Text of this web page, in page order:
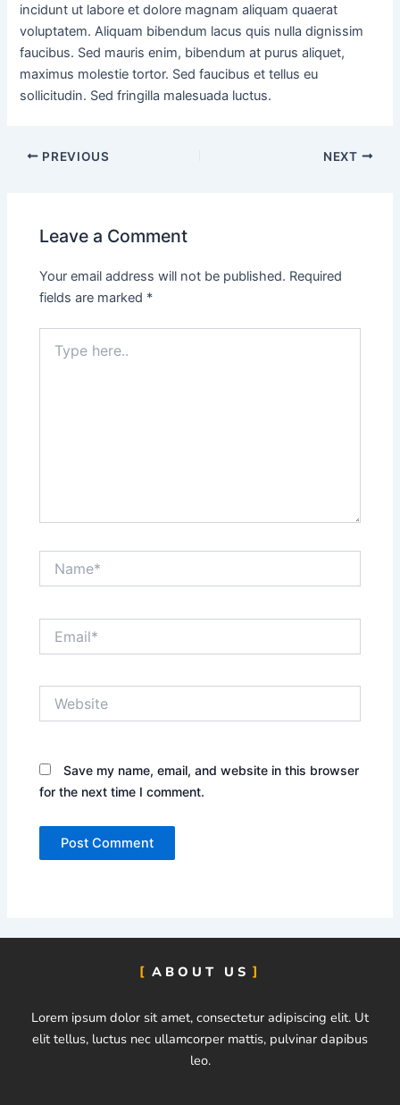
incidunt ut labore et dolore magnam aliquam quaerat
voluptatem. Aliquam bibendum lacus quis nulla dignissim
faucibus. Sed mauris enim, bibendum at purus aliquet,
maximus molestie tortor. Sed faucibus et tellus eu
sollicitudin. Sed fringilla malesuada luctus.
PREVIOUS NEXT
Leave a Comment
Your email address will not be published. Required
fields are marked *
here..
Save my name, email, and website in this browser
for the next time I comment.
ABOUT US
Lorem ipsum dolor sit amet, consectetur adipiscing elit. Ut
elit tellus, luctus nec ullamcorper mattis, pulvinar dapibus
leo.